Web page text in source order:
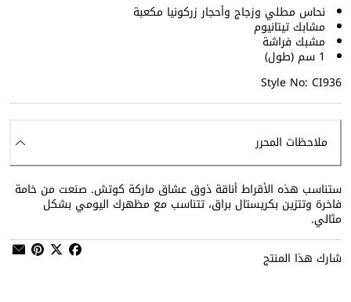
نحاس مطلي وزجاج وأحجار زركونيا مكعبة
مشابك تيتانيوم
مشبك فراشة
1 سم (طول)
Style No: CI936
ملاحظات المحرر
ستناسب هذه الأقراط أناقة ذوق عشاق ماركة كوتش. صنعت من خامة
فاخرة وتتزين بكريستال براق، تتناسب مع مظهرك اليومي بشكل
مثالي.
شارك هذا المنتج